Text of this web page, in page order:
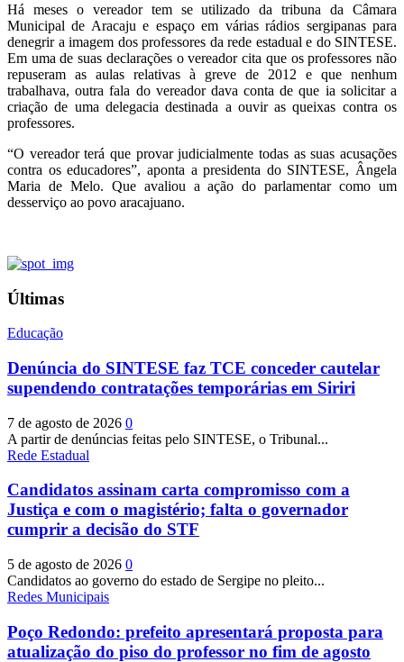
Há meses o vereador tem se utilizado da tribuna da Câmara
Municipal de Aracaju e espaço em várias rádios sergipanas para
denegrir a imagem dos professores da rede estadual e do SINTESE.
Em uma de suas declarações o vereador cita que os professores não
repuseram as aulas relativas à greve de 2012 e que nenhum
trabalhava, outra fala do vereador dava conta de que ia solicitar a
criação de uma delegacia destinada a ouvir as queixas contra os
professores.
“O vereador terá que provar judicialmente todas as suas acusações
contra os educadores”, aponta a presidenta do SINTESE, Ângela
Maria de Melo. Que avaliou a ação do parlamentar como um
desserviço ao povo aracajuano.
Últimas
Educação
Denúncia do SINTESE faz TCE conceder cautelar
supendendo contratações temporárias em Siriri
7 de agosto de 2026 0
A partir de denúncias feitas pelo SINTESE, o Tribunal...
Rede Estadual
Candidatos assinam carta compromisso com a
Justiça e com o magistério; falta o governador
cumprir a decisão do STF
5 de agosto de 2026 0
Candidatos ao governo do estado de Sergipe no pleito...
Redes Municipais
Poço Redondo: prefeito apresentará proposta para
atualização do piso do professor no fim de agosto